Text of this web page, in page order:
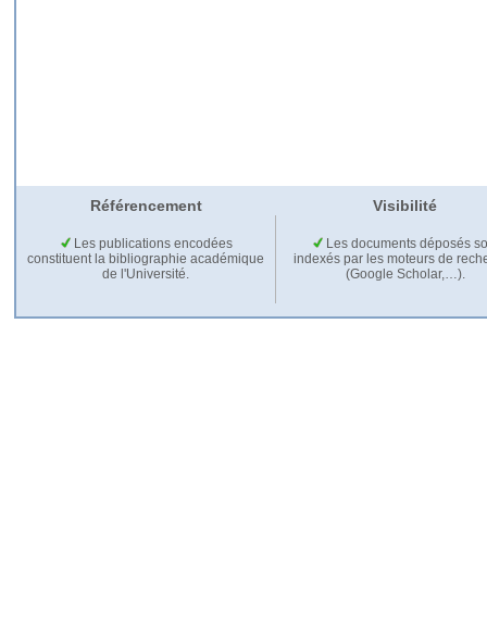
Référencement Visibilité
Les publications encodées
constituent la bibliographie académique
de l'Université.
Les documents déposés
indexés par les moteurs de
(Google Scholar,…).